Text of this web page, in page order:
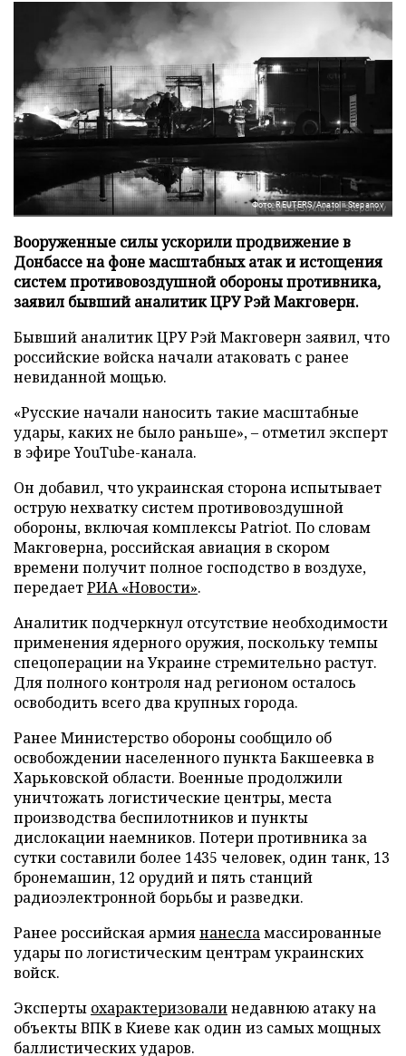
Фото: REUTERS/Anatolii Stepanov
Вооруженные силы ускорили продвижение в
Донбассе на фоне масштабных атак и истощения
систем противовоздушной обороны противника,
заявил бывший аналитик ЦРУ Рэй Макговерн.
Бывший аналитик ЦРУ Рэй Макговерн заявил, что
российские войска начали атаковать с ранее
невиданной мощью.
«Русские начали наносить такие масштабные
удары, каких не было раньше», – отметил эксперт
в эфире YouTube-канала.
Он добавил, что украинская сторона испытывает
острую нехватку систем противовоздушной
обороны, включая комплексы Patriot. По словам
Макговерна, российская авиация в скором
времени получит полное господство в воздухе,
передаетРИА «Новости».
Аналитик подчеркнул отсутствие необходимости
применения ядерного оружия, поскольку темпы
спецоперации на Украине стремительно растут.
Для полного контроля над регионом осталось
освободить всего два крупных города.
Ранее Министерство обороны сообщило об
освобождении населенного пункта Бакшеевка в
Харьковской области. Военные продолжили
уничтожать логистические центры, места
производства беспилотников и пункты
дислокации наемников. Потери противника за
сутки составили более 1435 человек, один танк, 13
бронемашин, 12 орудий и пять станций
радиоэлектронной борьбы и разведки.
Ранее российская армиянанесламассированные
удары по логистическим центрам украинских
войск.
Эксперты охарактеризовалинедавнюю атаку на
объекты ВПК в Киеве как один из самых мощных
баллистических ударов.